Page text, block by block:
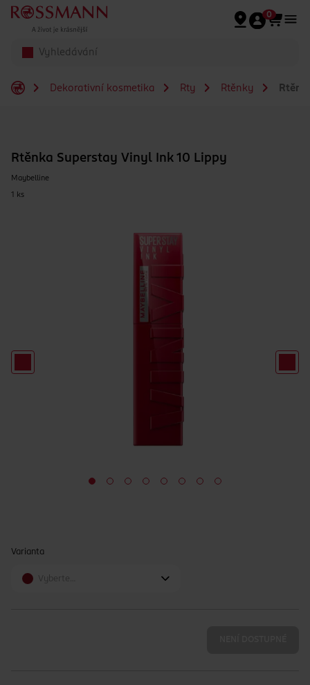
Přeskočit na hlavmní obsah
0
Dekorativní kosmetika Rty Rtěnky
Rtěnka Superstay Vinyl Ink 10 Lippy
Maybelline
1 ks
Varianta
Vyberte…